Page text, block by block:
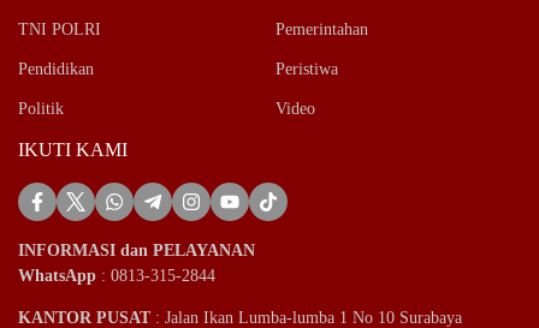
TNI POLRI Pemerintahan
Pendidikan Peristiwa
Politik Video
IKUTI KAMI
INFORMASI dan PELAYANAN
WhatsApp : 0813-315-2844
KANTOR PUSAT: Jalan Ikan Lumba-lumba 1 No 10 Surabaya